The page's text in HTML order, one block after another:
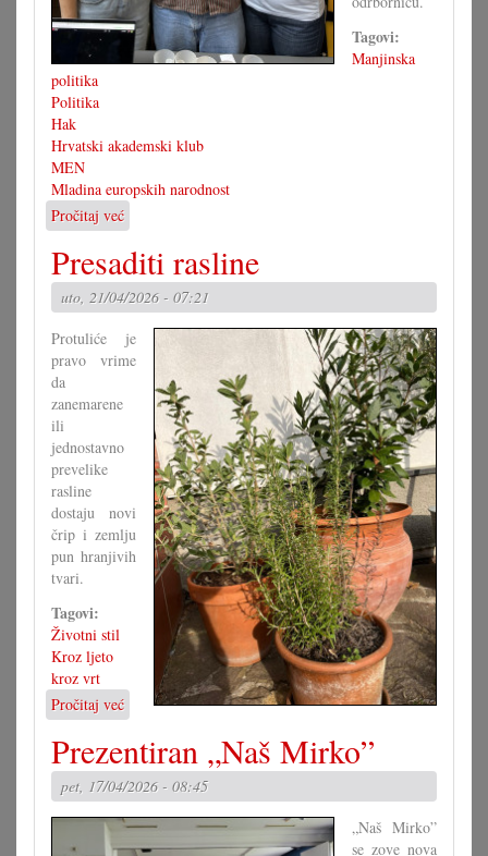
Tagovi:
Manjinska
politika
Politika
Hak
Hrvatski akademski klub
MEN
Mladina europskih narodnost
Pročitaj već
Hajszan
u
odboru
MEN-
Presaditi rasline
uto, 21/04/2026 - 07:21
Protuliće je
pravo vrime
da
zanemarene
ili
jednostavno
prevelike
rasline
dostaju novi
črip i zemlju
pun hranjivih
tvari.
Tagovi:
Životni stil
Kroz ljeto
kroz vrt
Pročitaj već
Presaditi
rasline
Prezentiran „Naš Mirko”
pet, 17/04/2026 - 08:45
„Naš Mirko”
se zove nova